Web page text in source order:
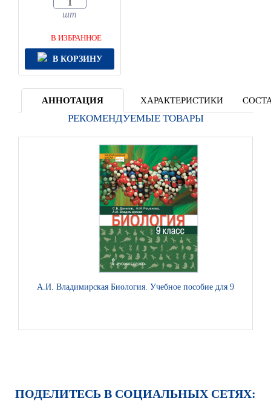
шт
В ИЗБРАННОЕ
В КОРЗИНУ
АННОТАЦИЯ ХАРАКТЕРИСТИКИ
РЕКОМЕНДУЕМЫЕ ТОВАРЫ
А.И. Владимирская Биология. Учебное пособие для 9 класса
ПОДЕЛИТЕСЬ В СОЦИАЛЬНЫХ СЕТЯХ: